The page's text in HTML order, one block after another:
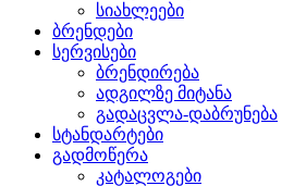
სიახლეები
ბრენდები
სერვისები
ბრენდირება
ადგილზე მიტანა
გადაცვლა-დაბრუნება
სტანდარტები
გადმოწერა
კატალოგები